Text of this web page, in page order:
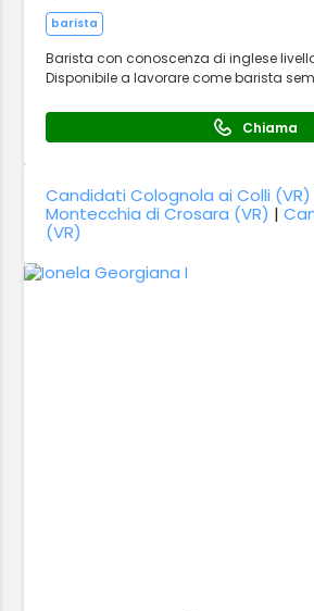
barista
Barista con conoscenza di inglese livello
Disponibile a lavorare come barista
Chiama
Candidati Colognola ai Colli (VR)
Montecchia di Crosara (VR) |
(VR)